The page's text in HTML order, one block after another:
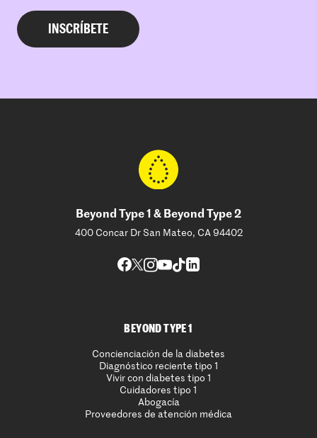
Beyond Type 1 & Beyond Type 2
400 Concar Dr San Mateo, CA 94402
BEYOND TYPE 1
Concienciación de la diabetes
Diagnóstico reciente tipo 1
Vivir con diabetes tipo 1
Cuidadores tipo 1
Abogacía
Proveedores de atención médica